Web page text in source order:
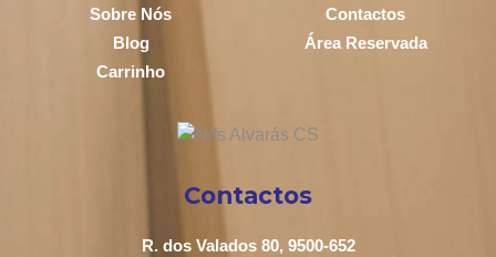
Sobre Nós
Contactos
Blog
Área Reservada
Carrinho
Contactos
R. dos Valados 80, 9500-652